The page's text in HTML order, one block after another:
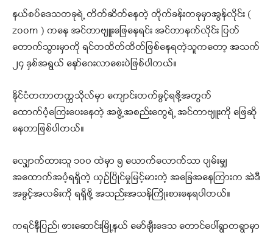
နယ်စပ်ဒေသတခုရဲ့ တိတ်ဆိတ်နေတဲ့ တိုက်ခန်းတခုမှာအွန်လိုင်း (
zoom ) ကနေ အင်တာဗျူးဖြေနေရင်း အင်တာနက်လိုင်း ပြတ်
တောက်သွားမှာကို ရင်တထိတ်ထိတ်ဖြစ်နေရတဲ့သူကတော့ အသက်
၂၄ နှစ်အရွယ် နော်ဂေးလာစေးပဲဖြစ်ပါတယ်။
နိုင်ငံတကာတက္ကသိုလ်မှာ ကျောင်းတက်ခွင့်ရဖို့အတွက်
ထောက်ပံ့ကြေးပေးနေတဲ့ အဖွဲ့အစည်းတွေရဲ့ အင်တာဗျူးကို ဖြေဆို
နေတာဖြစ်ပါတယ်။
လျှောက်ထားသူ ၁၀၀ ထဲမှာ ၅ ယောက်လောက်သာ ပျမ်းမျှ
အထောက်အပံ့ရရှိတဲ့ ယှဥ်ပြိုင်မှုမြင့်မားတဲ့ အခြေအနေကြားက အဲဒီ
အခွင့်အလမ်းကို ရရှိဖို့ အသည်းအသန်ကြိုးစားနေရပါတယ်။
ကရင်နီပြည်၊ ဖားဆောင်းမြို့နယ် မော်ချီးဒေသ တောင်ပေါ်ရွာတရွာမှာ